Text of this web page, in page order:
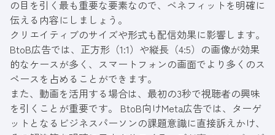
の目を引く最も重要な要素なので、ベネフィットを明確に
伝える内容にしましょう。
クリエイティブのサイズや形式も配信効果に影響します。
BtoB広告では、正方形（1:1）や縦長（4:5）の画像が効果
的なケースが多く、スマートフォンの画面でより多くのス
ペースを占めることができます。
また、動画を活用する場合は、最初の3秒で視聴者の興味
を引くことが重要です。 BtoB向けMeta広告では、ターゲ
ットとなるビジネスパーソンの課題意識に直接訴えかけ、